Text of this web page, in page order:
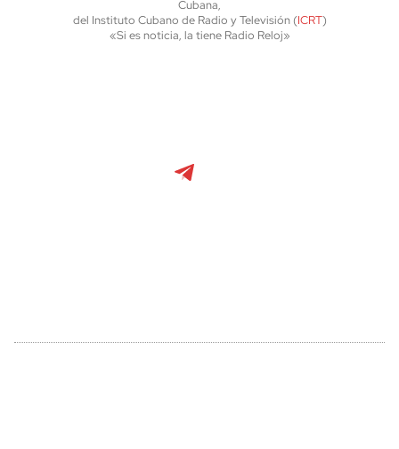
Cubana,
del Instituto Cubano de Radio y Televisión (ICRT)
«Si es noticia, la tiene Radio Reloj»